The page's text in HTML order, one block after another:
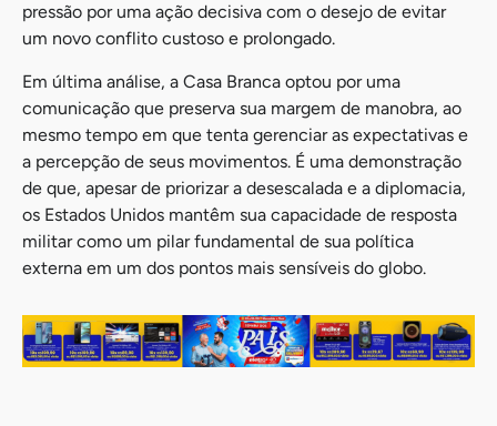
pressão por uma ação decisiva com o desejo de evitar
um novo conflito custoso e prolongado.
Em última análise, a Casa Branca optou por uma
comunicação que preserva sua margem de manobra, ao
mesmo tempo em que tenta gerenciar as expectativas e
a percepção de seus movimentos. É uma demonstração
de que, apesar de priorizar a desescalada e a diplomacia,
os Estados Unidos mantêm sua capacidade de resposta
militar como um pilar fundamental de sua política
externa em um dos pontos mais sensíveis do globo.